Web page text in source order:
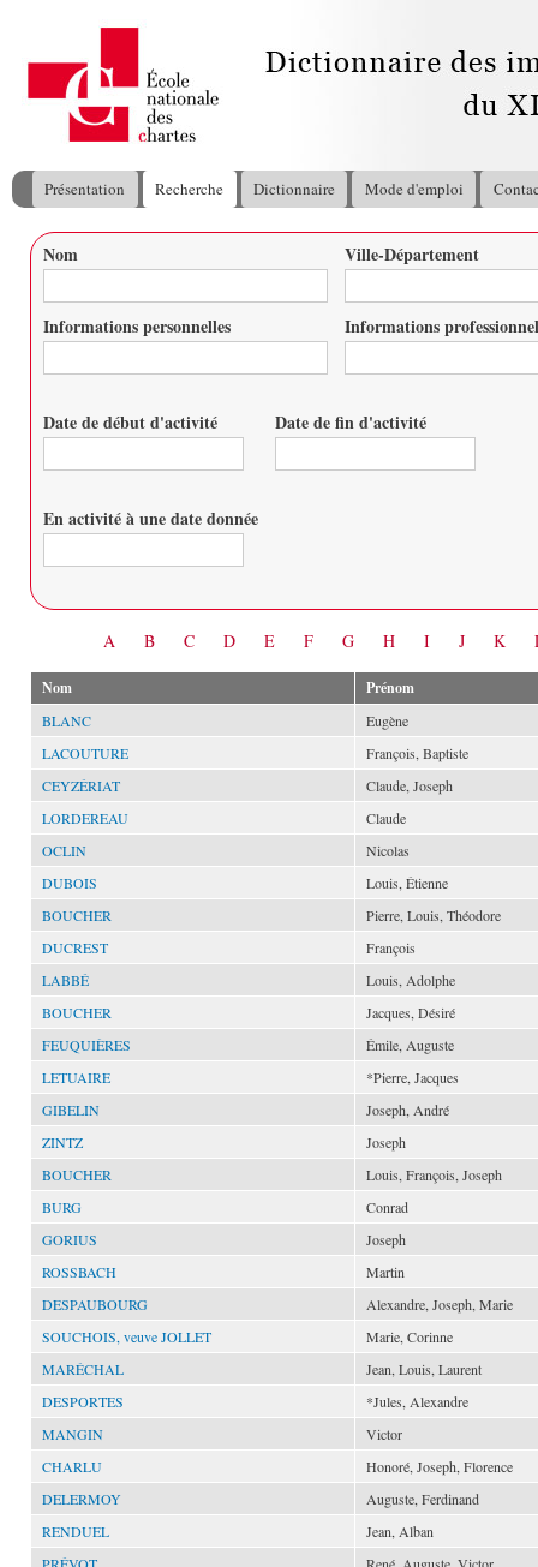
Menu principal
Présentation Recherche Dictionnaire Mode d'emploi
Vous êtes ici
Nom Ville-Département
Informations personnelles Informations
Date de début d'activité Date de fin d'activité
En activité à une date donnée
A B C D E F G H I J K
Nom Prénom
BLANC
Eugène
LACOUTURE
François, Baptiste
CEYZÉRIAT
Claude, Joseph
LORDEREAU
Claude
OCLIN
Nicolas
DUBOIS
Louis, Étienne
BOUCHER
Pierre, Louis, Théodore
DUCREST
François
LABBÉ
Louis, Adolphe
BOUCHER
Jacques, Désiré
FEUQUIÈRES
Émile, Auguste
LETUAIRE
*Pierre, Jacques
GIBELIN
Joseph, André
ZINTZ
Joseph
BOUCHER
Louis, François, Joseph
BURG
Conrad
GORIUS
Joseph
ROSSBACH
Martin
DESPAUBOURG
Alexandre, Joseph, Marie
SOUCHOIS, veuve JOLLET
Marie, Corinne
MARÉCHAL
Jean, Louis, Laurent
DESPORTES
*Jules, Alexandre
MANGIN
Victor
CHARLU
Honoré, Joseph, Florence
DELERMOY
Auguste, Ferdinand
RENDUEL
Jean, Alban